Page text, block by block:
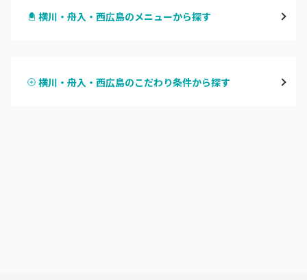
段原・皆実町・宇品
横川・舟入・西広島のメニューから探す
ハンドスカルプ
横川・舟入・西広島のこだわり条件から探す